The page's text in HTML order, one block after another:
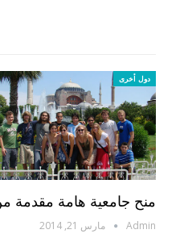
دول أخرى
منح جامعية هامة مقدمة
Admin مارس 21, 2014